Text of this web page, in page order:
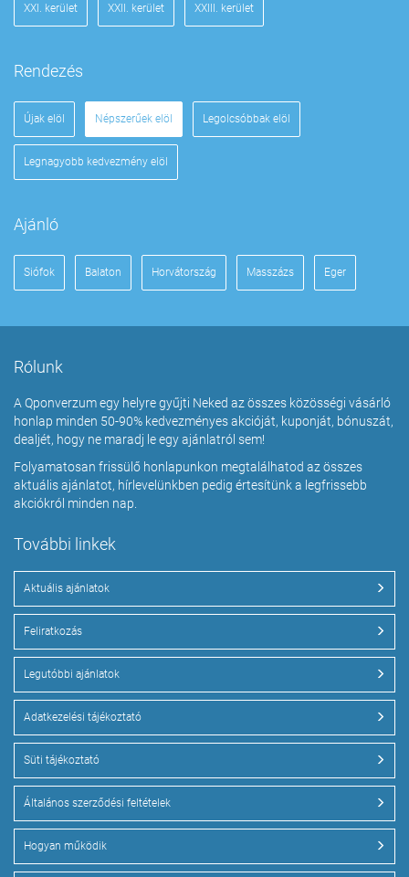
XXI. kerület XXII. kerület XXIII. kerület
Rendezés
Újak elöl Népszerűek elöl Legolcsóbbak elöl
Legnagyobb kedvezmény elöl
Ajánló
Siófok Balaton Horvátország Masszázs Eger
Rólunk
A Qponverzum egy helyre gyűjti Neked az összes közösségi vásárló
honlap minden 50-90% kedvezményes akcióját, kuponját, bónuszát,
dealjét, hogy ne maradj le egy ajánlatról sem!
Folyamatosan frissülő honlapunkon megtalálhatod az összes
aktuális ajánlatot, hírlevelünkben pedig értesítünk a legfrissebb
akciókról minden nap.
További linkek
Aktuális ajánlatok
Feliratkozás
Legutóbbi ajánlatok
Adatkezelési tájékoztató
Süti tájékoztató
Általános szerződési feltételek
Hogyan működik